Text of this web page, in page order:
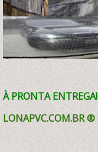
À PRONTA
LONAPVC.COM.BR ®